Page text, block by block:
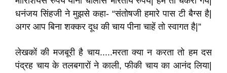
धनंजय सिंहजी ने मुझसे कहा- “संतोषजी हमारे पास टी बैग्स है|
अगर आप बिना शक्कर दूध की चाय पीना चाहें तो स्वागत है|”
लेखकों की मजबूरी है चाय.....मरता क्या न करता तो हम दस
पंद्रह चाय के तलबगारों ने काली, फीकी चाय का आनंद लिया|